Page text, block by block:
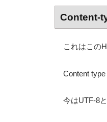
Content-
これはこの
Content type
今はUTF-8